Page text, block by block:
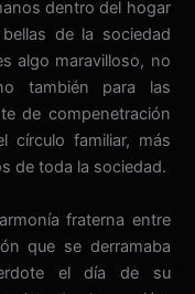
dentro del hogar
de la sociedad
algo maravilloso, no
también para las
de compenetración
círculo familiar, más
de toda la sociedad.
fraterna entre
que se derramaba
el día de su